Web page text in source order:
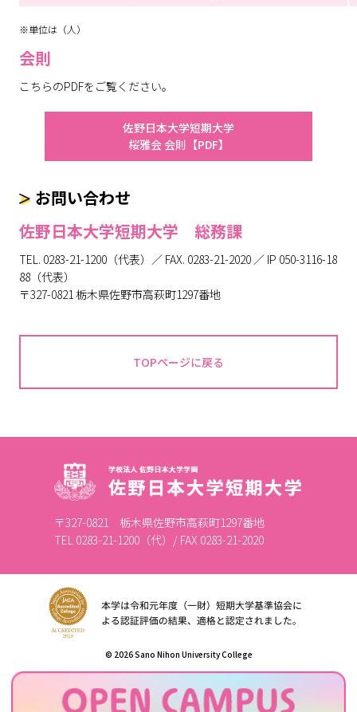
※単位は（人）
会則
こちらのPDFをご覧ください。
佐野日本大学短期大学
桜雅会 会則【PDF】
お問い合わせ
佐野日本大学短期大学 総務課
TEL. 0283-21-1200（代表）／ FAX. 0283-21-2020 ／ IP 050-3116-18
88（代表）
〒327-0821 栃木県佐野市高萩町1297番地
TOPページに戻る
〒327-0821 栃木県佐野市高萩町1297番地
TEL 0283-21-1200（代）/ FAX 0283-21-2020
© 2026 Sano Nihon University College